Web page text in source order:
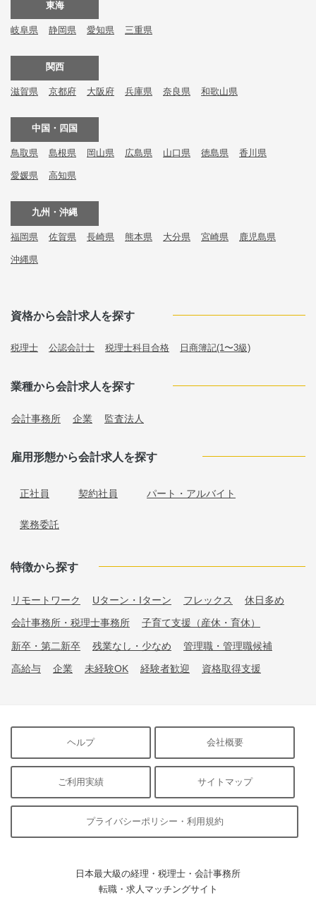
東海
岐阜県 静岡県 愛知県 三重県
関西
滋賀県 京都府 大阪府 兵庫県 奈良県 和歌山県
中国・四国
鳥取県 島根県 岡山県 広島県 山口県 徳島県 香川県
愛媛県 高知県
九州・沖縄
福岡県 佐賀県 長崎県 熊本県 大分県 宮崎県 鹿児島県
沖縄県
資格から会計求人を探す
税理士 公認会計士 税理士科目合格 日商簿記(1〜3級)
業種から会計求人を探す
会計事務所 企業 監査法人
雇用形態から会計求人を探す
正社員 契約社員 パート・アルバイト
業務委託
特徴から探す
リモートワーク Uターン・Iターン フレックス 休日多め
会計事務所・税理士事務所 子育て支援（産休・育休）
新卒・第二新卒 残業なし・少なめ 管理職・管理職候補
高給与 企業 未経験OK 経験者歓迎 資格取得支援
ヘルプ 会社概要
ご利用実績 サイトマップ
プライバシーポリシー・利用規約
日本最大級の経理・税理士・会計事務所
転職・求人マッチングサイト